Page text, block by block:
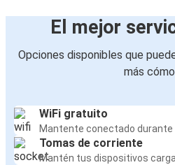
El mejor
Opciones disponibles que
más
WiFi gratuito
Mantente conectado durante
Tomas de corriente
Mantén tus dispositivos